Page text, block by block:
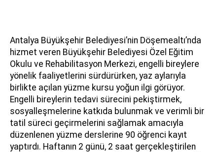
Antalya Büyükşehir Belediyesi’nin Döşemealtı’nda
hizmet veren Büyükşehir Belediyesi Özel Eğitim
Okulu ve Rehabilitasyon Merkezi, engelli bireylere
yönelik faaliyetlerini sürdürürken, yaz aylarıyla
birlikte açılan yüzme kursu yoğun ilgi görüyor.
Engelli bireylerin tedavi sürecini pekiştirmek,
sosyalleşmelerine katkıda bulunmak ve verimli bir
tatil süreci geçirmelerini sağlamak amacıyla
düzenlenen yüzme derslerine 90 öğrenci kayıt
yaptırdı. Haftanın 2 günü, 2 saat gerçekleştirilen